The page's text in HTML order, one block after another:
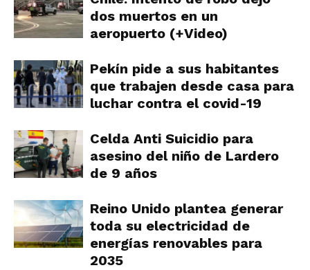
dos muertos en un
aeropuerto (+Video)
Pekín pide a sus habitantes
que trabajen desde casa para
luchar contra el covid-19
Celda Anti Suicidio para
asesino del niño de Lardero
de 9 años
Reino Unido plantea generar
toda su electricidad de
energías renovables para
2035